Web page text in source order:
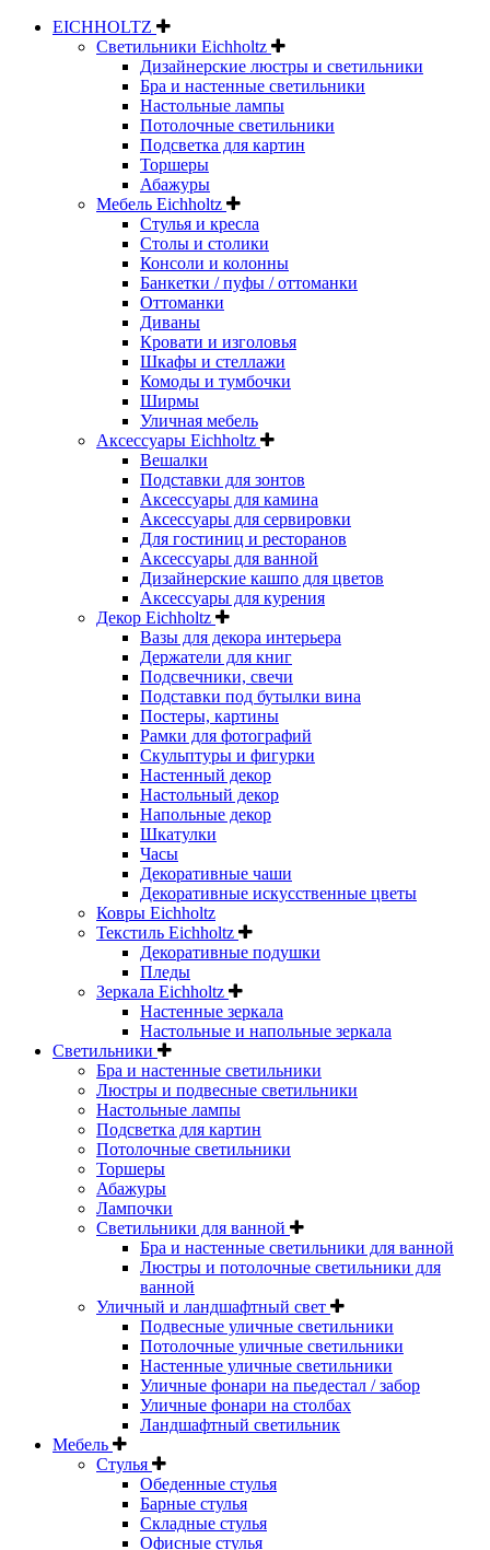
EICHHOLTZ
Светильники Eichholtz
Дизайнерские люстры и светильники
Бра и настенные светильники
Настольные лампы
Потолочные светильники
Подсветка для картин
Торшеры
Абажуры
Мебель Eichholtz
Стулья и кресла
Столы и столики
Консоли и колонны
Банкетки / пуфы / оттоманки
Оттоманки
Диваны
Кровати и изголовья
Шкафы и стеллажи
Комоды и тумбочки
Ширмы
Уличная мебель
Аксессуары Eichholtz
Вешалки
Подставки для зонтов
Аксессуары для камина
Аксессуары для сервировки
Для гостиниц и ресторанов
Аксессуары для ванной
Дизайнерские кашпо для цветов
Аксессуары для курения
Декор Eichholtz
Вазы для декора интерьера
Держатели для книг
Подсвечники, свечи
Подставки под бутылки вина
Постеры, картины
Рамки для фотографий
Скульптуры и фигурки
Настенный декор
Настольный декор
Напольные декор
Шкатулки
Часы
Декоративные чаши
Декоративные искусственные цветы
Ковры Eichholtz
Текстиль Eichholtz
Декоративные подушки
Пледы
Зеркала Eichholtz
Настенные зеркала
Настольные и напольные зеркала
Светильники
Бра и настенные светильники
Люстры и подвесные светильники
Настольные лампы
Подсветка для картин
Потолочные светильники
Торшеры
Абажуры
Лампочки
Светильники для ванной
Бра и настенные светильники для ванной
Люстры и потолочные светильники для
ванной
Уличный и ландшафтный свет
Подвесные уличные светильники
Потолочные уличные светильники
Настенные уличные светильники
Уличные фонари на пьедестал / забор
Уличные фонари на столбах
Ландшафтный светильник
Мебель
Стулья
Обеденные стулья
Барные стулья
Складные стулья
Офисные стулья